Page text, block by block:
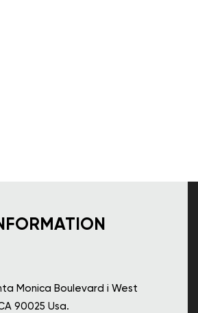
Monica Boulevard i West
90025 Usa.